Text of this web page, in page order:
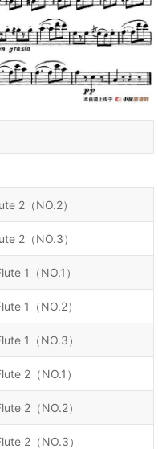
2（NO.2）
2（NO.3）
1（NO.1）
1（NO.2）
1（NO.3）
2（NO.1）
2（NO.2）
2（NO.3）